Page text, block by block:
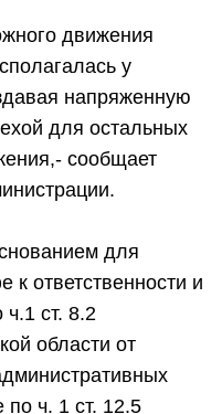
движения
у
напряженную
для остальных
сообщает
для
к ответственности и
ст. 8.2
области от
ч. 1 ст. 12.5